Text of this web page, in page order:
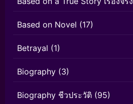
Based on Novel (17)
Betrayal (1)
Biography (3)
Biography ชีวประวัติ (95)